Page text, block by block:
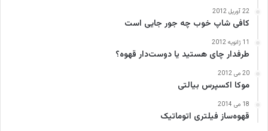
22 آوریل 2012
کافی‌ شاپ خوب چه جور جایی است
11 ژانویه 2012
طرفدار چای هستید یا دوست‌دار قهوه؟
20 می 2012
موکا اکسپرس بیالتی
18 می 2014
قهوه‌ساز فیلتری اتوماتیک